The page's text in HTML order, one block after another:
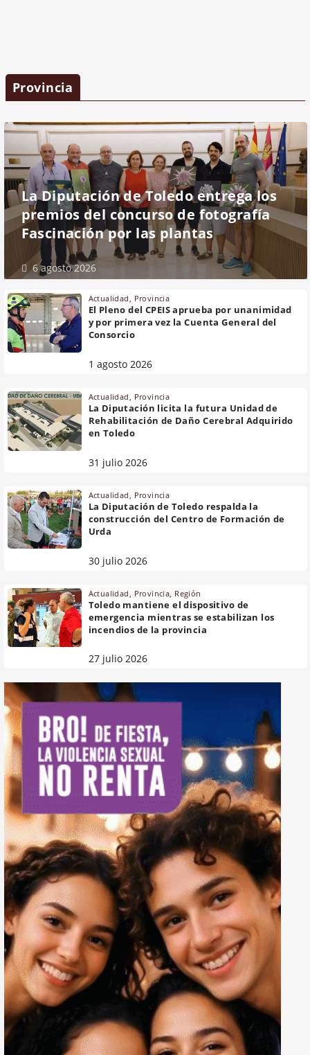
Provincia
La Diputación de Toledo entrega los
premios del concurso de fotografía
Fascinación por las plantas
6 agosto 2026
Actualidad, Provincia
El Pleno del CPEIS aprueba por unanimidad
y por primera vez la Cuenta General del
Consorcio
1 agosto 2026
Actualidad Provincia
La Diputación licita la futura Unidad de
Rehabilitación de Daño Cerebral Adquirido
en Toledo
31 julio 2026
Actualidad Provincia
La Diputación de Toledo respalda la
construcción del Centro de Formación de
Urda
30 julio 2026
Actualidad Provincia Región
Toledo mantiene el dispositivo de
emergencia mientras se estabilizan los
incendios de la provincia
27 julio 2026